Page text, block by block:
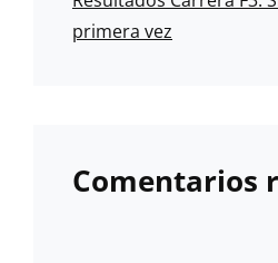
primera vez
Comentarios